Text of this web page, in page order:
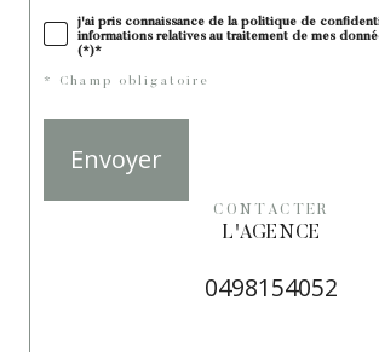
j'ai pris connaissance de la politique de
informations relatives au traitement de mes
(*)*
* Champ obligatoire
Envoyer
CONTACTER
L'AGENCE
0498154052